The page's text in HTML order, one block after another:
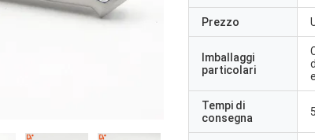
Prezzo
Imballaggi
particolari
Tempi di
consegna